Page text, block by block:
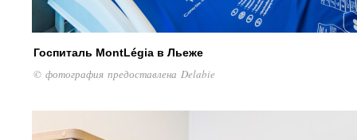
Госпиталь MontLégia в Льеже
© фотография предоставлена Delabie